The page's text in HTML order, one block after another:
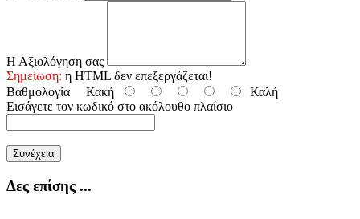
Η Αξιολόγηση σας
Σημείωση: η HTML δεν επεξεργάζεται!
Βαθμολογία Κακή
Καλή
Εισάγετε τον κωδικό στο ακόλουθο πλαίσιο
Συνέχεια
Δες επίσης ...